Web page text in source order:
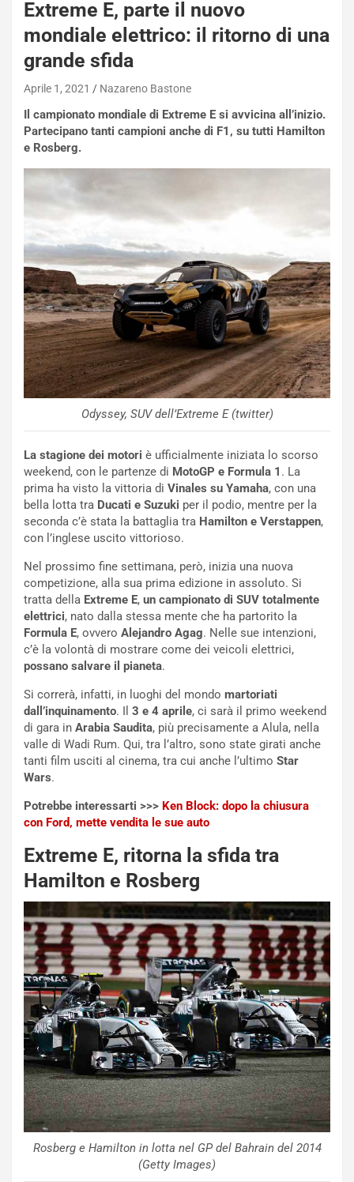
Extreme E, parte il nuovo
mondiale elettrico: il ritorno di una
grande sfida
Aprile 1, 2021 Nazareno Bastone
Il campionato mondiale di Extreme E si avvicina all’inizio.
Partecipano tanti campioni anche di F1, su tutti Hamilton
e Rosberg.
Odyssey, SUV dell’Extreme E (twitter)
La stagione dei motori è ufficialmente iniziata lo scorso
weekend, con le partenze di MotoGP e Formula 1 . La
prima ha visto la vittoria di Vinales su Yamaha, con una
bella lotta tra Ducati e Suzuki per il podio, mentre per la
seconda c’è stata la battaglia tra Hamilton e Verstappen,
con l’inglese uscito vittorioso.
Nel prossimo fine settimana, però, inizia una nuova
competizione, alla sua prima edizione in assoluto. Si
tratta della Extreme E, un campionato di SUV totalmente
elettrici, nato dalla stessa mente che ha partorito la
Formula E, ovvero Alejandro Agag. Nelle sue intenzioni,
c’è la volontà di mostrare come dei veicoli elettrici,
possano salvare il pianeta.
Si correrà, infatti, in luoghi del mondo martoriati
dall’inquinamento. Il 3 e 4 aprile, ci sarà il primo weekend
di gara in Arabia Saudita, più precisamente a Alula, nella
valle di Wadi Rum. Qui, tra l’altro, sono state girati anche
tanti film usciti al cinema, tra cui anche l’ultimo Star
Wars.
Potrebbe interessarti >>> Ken Block: dopo la chiusura
con Ford, mette vendita le sue auto
Extreme E, ritorna la sfida tra
Hamilton e Rosberg
Rosberg e Hamilton in lotta nel GP del Bahrain del 2014
(Getty Images)
NOTIZIE
N
s
s
n
h
q
a
e
P
O
W
E
a
b
s
c
e
u
n
N
u
o
v
o
R
e
c
o
M
o
a
e
V
a
g
g
o
p
NOTIZIE
C
o
n
e
m
a
o
a
o
d
P
e
n
z
a